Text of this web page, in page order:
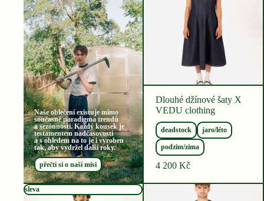
Naše oblečení existuje mimo
současné paradigma trendů
a sezónnosti. Každý kousek je
testamentem nadčasovosti
a s ohledem na to je i vyroben
tak, aby vydržel další roky.
přečti si o naší misi
Dlouhé džínové šaty X
VEDU clothing
deadstock jaro/léto
podzim/zima
4 200 Kč
sleva